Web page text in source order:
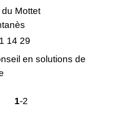
Mottet
14 29
en solutions de
1-2